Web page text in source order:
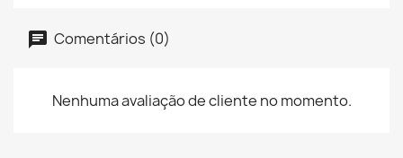
Comentários (0)
Nenhuma avaliação de cliente no momento.